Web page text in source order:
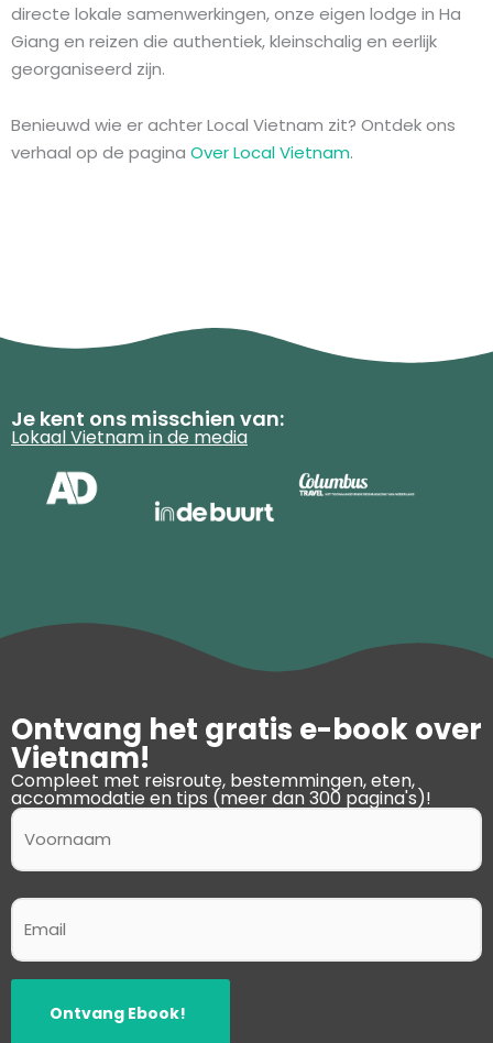
directe lokale samenwerkingen, onze eigen lodge in Ha
Giang en reizen die authentiek, kleinschalig en eerlijk
georganiseerd zijn.
Benieuwd wie er achter Local Vietnam zit? Ontdek ons
verhaal op de pagina Over Local Vietnam.
Je kent ons misschien van:
Lokaal Vietnam in de media
Ontvang het gratis e-book over
Vietnam!
Compleet met reisroute, bestemmingen, eten,
accommodatie en tips (meer dan 300 pagina's)!
Voornaam
(Vereist)
Voornaam
Email
(Vereist)